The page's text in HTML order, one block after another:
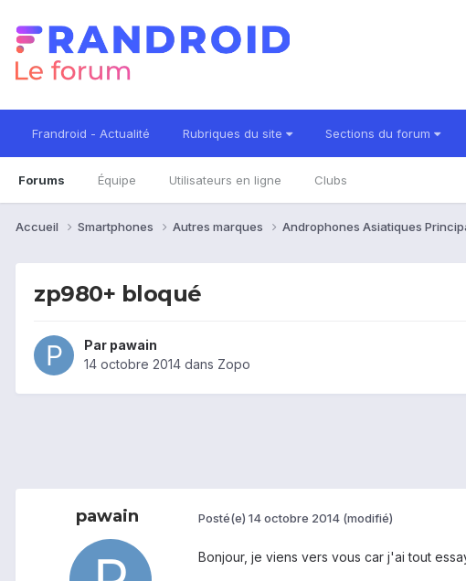
Frandroid - Actualité Rubriques du site Sections du forum
Forums Équipe Utilisateurs en ligne Clubs
Accueil Smartphones Autres marques Androphones Asiatiques
zp980+ bloqué
Par pawain
14 octobre 2014 dans Zopo
pawain Posté(e) 14 octobre 2014 (modifié)
Bonjour, je viens vers vous car j'ai tout